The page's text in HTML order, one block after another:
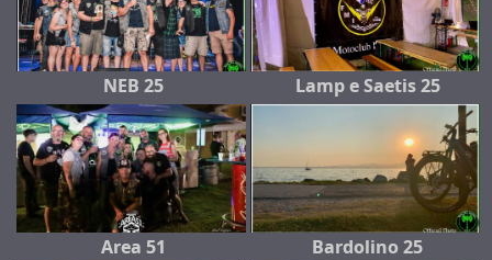
NEB 25 Lamp e Saetis 25
Area 51 Bardolino 25